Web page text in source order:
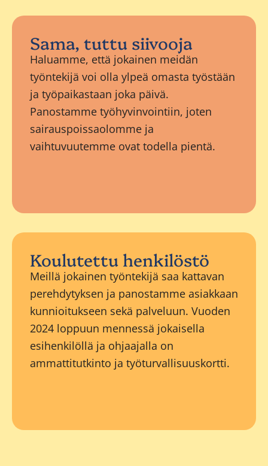
Sama, tuttu siivooja
Haluamme, että jokainen meidän
työntekijä voi olla ylpeä omasta työstään
ja työpaikastaan joka päivä.
Panostamme työhyvinvointiin, joten
sairauspoissaolomme ja
vaihtuvuutemme ovat todella pientä.
Koulutettu henkilöstö
Meillä jokainen työntekijä saa kattavan
perehdytyksen ja panostamme asiakkaan
kunnioitukseen sekä palveluun. Vuoden
2024 loppuun mennessä jokaisella
esihenkilöllä ja ohjaajalla on
ammattitutkinto ja työturvallisuuskortti.